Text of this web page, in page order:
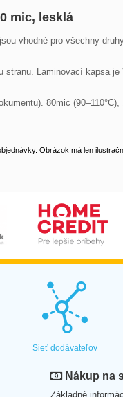
mic, lesklá
vhodné pro všechny
Laminovací kapsa
80mic
Obrázok má len
Sieť dodávateľov
Nákup na
Základné